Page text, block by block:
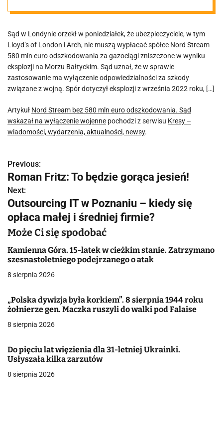
. Sąd wskazał na
wyłączenie
wojenne
Sąd w Londynie orzekł w poniedziałek, że ubezpieczyciele, w tym
Lloyd’s of London i Arch, nie muszą wypłacać spółce Nord Stream
580 mln euro odszkodowania za gazociągi zniszczone w wyniku
eksplozji na Morzu Bałtyckim. Sąd uznał, że w sprawie
zastosowanie ma wyłączenie odpowiedzialności za szkody
związane z wojną. Spór dotyczył eksplozji z września 2022 roku, […]
Artykuł Nord Stream bez 580 mln euro odszkodowania. Sąd
wskazał na wyłączenie wojenne pochodzi z serwisu Kresy –
wiadomości, wydarzenia, aktualności, newsy.
N
a
w
i
a
c
j
p
i
Previous:
Roman Fritz: To będzie gorąca jesień!
Next:
Outsourcing IT w Poznaniu – kiedy się
opłaca małej i średniej firmie?
Może Ci się spodobać
Kamienna Góra. 15-latek w cieżkim stanie. Zatrzymano
szesnastoletniego podejrzanego o atak
8 sierpnia 2026
„Polska dywizja była korkiem”. 8 sierpnia 1944 roku
żołnierze gen. Maczka ruszyli do walki pod Falaise
8 sierpnia 2026
Do pięciu lat więzienia dla 31-letniej Ukrainki.
Usłyszała kilka zarzutów
8 sierpnia 2026